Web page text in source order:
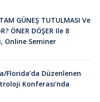
GÜNEŞ TUTULMASI Ve
ÖNER DÖŞER Ile 8
Online Seminer
Florida’da Düzenlenen
Konferası’nda